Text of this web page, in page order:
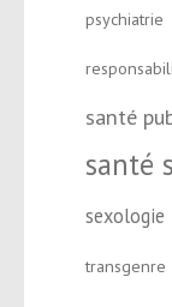
psychiatrie
santé
santé
sexologie
transgenre